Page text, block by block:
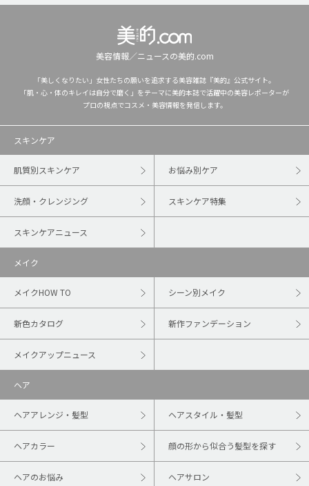
美容情報／ニュースの美的.com
「美しくなりたい」女性たちの願いを追求する美容雑誌『美的』公式サイト。
「肌・心・体のキレイは自分で磨く」をテーマに美的本誌で活躍中の美容レポーターが
プロの視点でコスメ・美容情報を発信します。
スキンケア
肌質別スキンケア お悩み別ケア
洗顔・クレンジング スキンケア特集
スキンケアニュース
メイク
メイクHOW TO シーン別メイク
新色カタログ 新作ファンデーション
メイクアップニュース
ヘア
ヘアアレンジ・髪型 ヘアスタイル・髪型
ヘアカラー 顔の形から似合う髪型を探す
ヘアのお悩み ヘアサロン